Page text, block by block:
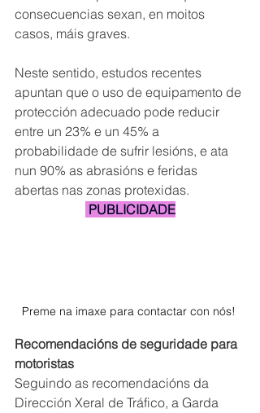
consecuencias sexan, en moitos
casos, máis graves.
Neste sentido, estudos recentes
apuntan que o uso de equipamento de
protección adecuado pode reducir
entre un 23% e un 45% a
probabilidade de sufrir lesións, e ata
nun 90% as abrasións e feridas
abertas nas zonas protexidas.
PUBLICIDADE
Preme na imaxe para contactar con nós!
Recomendacións de seguridade para
motoristas
Seguindo as recomendacións da
Dirección Xeral de Tráfico, a Garda